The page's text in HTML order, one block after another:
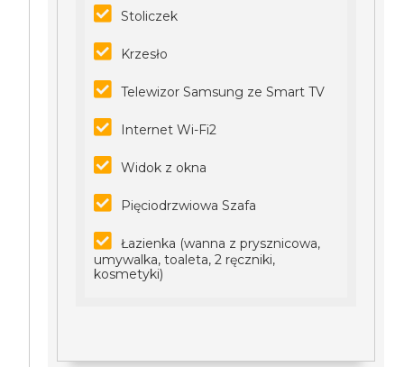
Stoliczek
Krzesło
Telewizor Samsung ze Smart TV
Internet Wi-Fi2
Widok z okna
Pięciodrzwiowa Szafa
Łazienka (wanna z prysznicowa,
umywalka, toaleta, 2 ręczniki,
kosmetyki)